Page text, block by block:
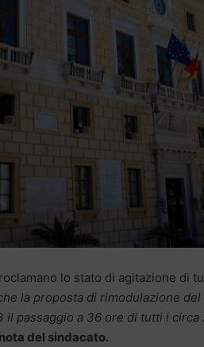
lo stato di agitazione di
la proposta di rimodulazione
passaggio a 36 ore di tutti i circa
nota del sindacato.